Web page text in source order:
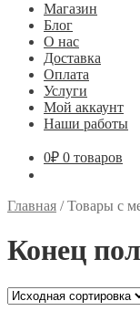
Магазин
Блог
О нас
Доставка
Оплата
Услуги
Мой аккаунт
Наши работы
0₽ 0 товаров
Главная /Товары с
Конец